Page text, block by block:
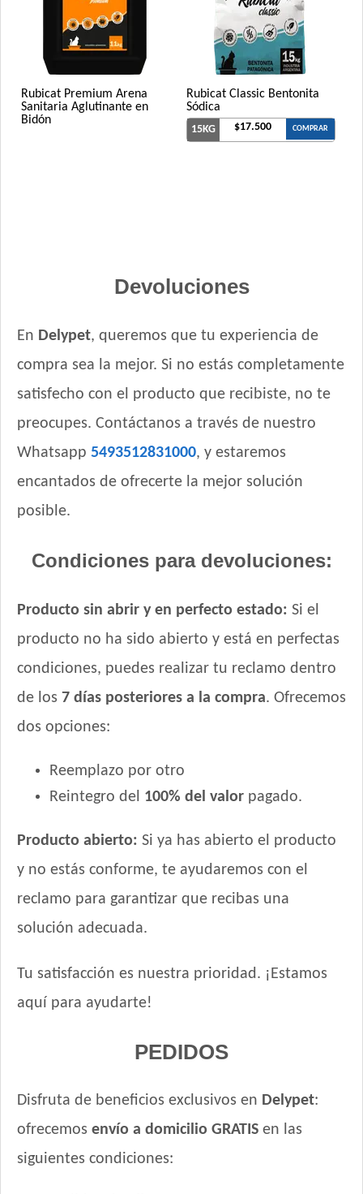
Rubicat Premium Arena
Sanitaria Aglutinante en
Bidón
Rubicat Classic Bentonita
Sódica
15KG $17.500 COMPRAR
Devoluciones
En Delypet, queremos que tu experiencia de
compra sea la mejor. Si no estás completamente
satisfecho con el producto que recibiste, no te
preocupes. Contáctanos a través de nuestro
Whatsapp 5493512831000, y estaremos
encantados de ofrecerte la mejor solución
posible.
Condiciones para devoluciones:
Producto sin abrir y en perfecto estado: Si el
producto no ha sido abierto y está en perfectas
condiciones, puedes realizar tu reclamo dentro
de los 7 días posteriores a la compra. Ofrecemos
dos opciones:
Reemplazo por otro
Reintegro del 100% del valor pagado.
Producto abierto: Si ya has abierto el producto
y no estás conforme, te ayudaremos con el
reclamo para garantizar que recibas una
solución adecuada.
Tu satisfacción es nuestra prioridad. ¡Estamos
aquí para ayudarte!
PEDIDOS
Disfruta de beneficios exclusivos en Delypet:
ofrecemos envío a domicilio GRATIS en las
siguientes condiciones: